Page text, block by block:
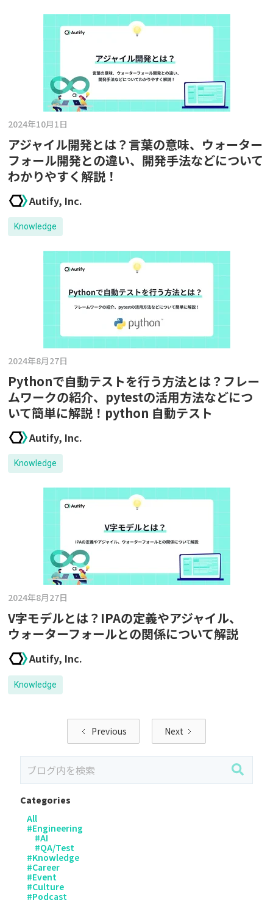
2024年10月1日
アジャイル開発とは？言葉の意味、ウォーター
フォール開発との違い、開発手法などについて
わかりやすく解説！
Autify, Inc.
Knowledge
2024年8月27日
Pythonで自動テストを行う方法とは？フレー
ムワークの紹介、pytestの活用方法などにつ
いて簡単に解説！python 自動テスト
Autify, Inc.
Knowledge
2024年8月27日
V字モデルとは？IPAの定義やアジャイル、
ウォーターフォールとの関係について解説
Autify, Inc.
Knowledge
Previous Next
Categories
All
#Engineering
#AI
#QA/Test
#Knowledge
#Career
#Event
#Culture
#Podcast